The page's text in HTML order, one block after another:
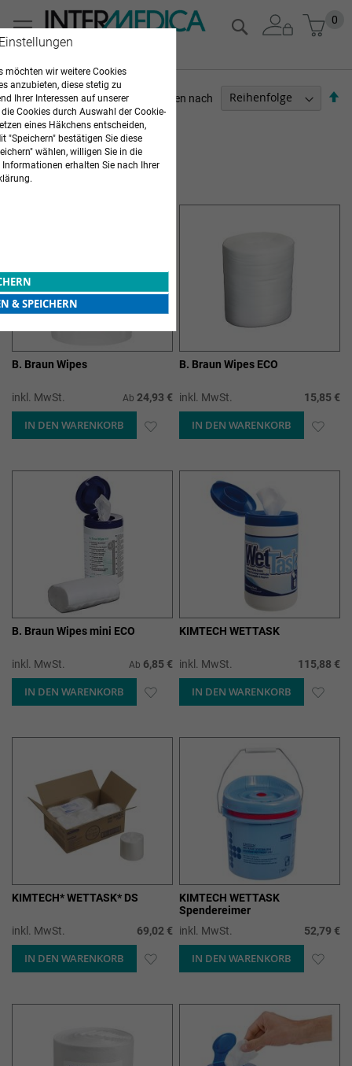
Zum
Inhalt
0
Suche
Artikel1-12von19
Sortieren nach
SPENDERSYSTEME
B. Braun Wipes
inkl. MwSt. Ab 24,93 €
IN DEN WARENKORB ZUR
HINZUFÜGEN
B. Braun Wipes ECO
inkl. MwSt. 15,85 €
IN DEN WARENKORB ZUR
B. Braun Wipes mini ECO
inkl. MwSt. Ab 6,85 €
IN DEN WARENKORB ZUR
KIMTECH WETTASK
inkl. MwSt. 115,88 €
IN DEN WARENKORB ZUR
KIMTECH* WETTASK* DS
inkl. MwSt. 69,02 €
IN DEN WARENKORB ZUR
KIMTECH WETTASK
Spendereimer
inkl. MwSt.
52,79 €
IN DEN WARENKORB ZUR
ARZTBEDARF
möchten wir weitere Cookies
anzubieten, diese stetig zu
Ihrer Interessen auf unserer
Cookies durch Auswahl der Cookie-
eines Häkchens entscheiden,
"Speichern" bestätigen Sie diese
wählen, willigen Sie in die
erhalten Sie nach Ihrer
& SPEICHERN